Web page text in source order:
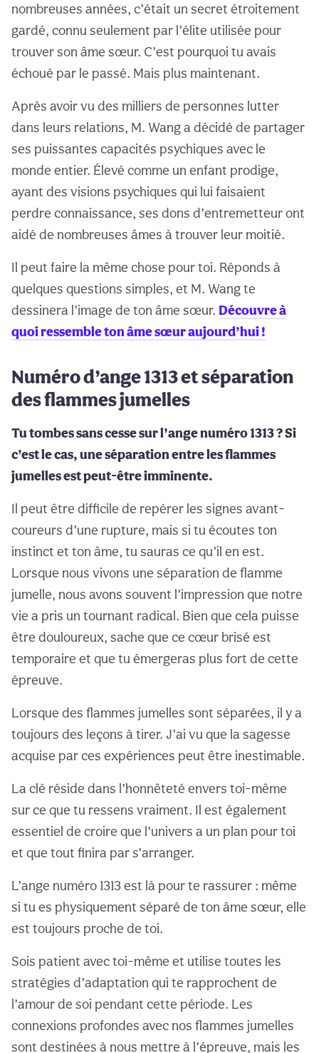
nombreuses années, c’était un secret étroitement
gardé, connu seulement par l’élite utilisée pour
trouver son âme sœur. C’est pourquoi tu avais
échoué par le passé. Mais plus maintenant.
Après avoir vu des milliers de personnes lutter
dans leurs relations, M. Wang a décidé de partager
ses puissantes capacités psychiques avec le
monde entier. Élevé comme un enfant prodige,
ayant des visions psychiques qui lui faisaient
perdre connaissance, ses dons d’entremetteur ont
aidé de nombreuses âmes à trouver leur moitié.
Il peut faire la même chose pour toi. Réponds à
quelques questions simples, et M. Wang te
dessinera l’image de ton âme sœur. Découvre à
quoi ressemble ton âme sœur aujourd’hui !
Numéro d’ange 1313 et séparation
des flammes jumelles
Tu tombes sans cesse sur l’ange numéro 1313 ? Si
c’est le cas, une séparation entre les flammes
jumelles est peut-être imminente.
Il peut être difficile de repérer les signes avant-
coureurs d’une rupture, mais si tu écoutes ton
instinct et ton âme, tu sauras ce qu’il en est.
Lorsque nous vivons une séparation de flamme
jumelle, nous avons souvent l’impression que notre
vie a pris un tournant radical. Bien que cela puisse
être douloureux, sache que ce cœur brisé est
temporaire et que tu émergeras plus fort de cette
épreuve.
Lorsque des flammes jumelles sont séparées, il y a
toujours des leçons à tirer. J’ai vu que la sagesse
acquise par ces expériences peut être inestimable.
La clé réside dans l’honnêteté envers toi-même
sur ce que tu ressens vraiment. Il est également
essentiel de croire que l’univers a un plan pour toi
et que tout finira par s’arranger.
L’ange numéro 1313 est là pour te rassurer : même
si tu es physiquement séparé de ton âme sœur, elle
est toujours proche de toi.
Sois patient avec toi-même et utilise toutes les
stratégies d’adaptation qui te rapprochent de
l’amour de soi pendant cette période. Les
connexions profondes avec nos flammes jumelles
sont destinées à nous mettre à l’épreuve, mais les